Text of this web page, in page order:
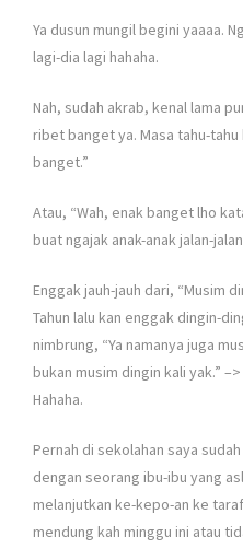
Ya dusun mungil begini yaaaa.
lagi-dia lagi hahaha.
Nah, sudah akrab, kenal lama
ribet banget ya. Masa tahu-
banget.”
Atau, “Wah, enak banget lho
buat ngajak anak-anak jalan-
Enggak jauh-jauh dari, “Musim
Tahun lalu kan enggak dingin-
nimbrung, “Ya namanya juga
bukan musim dingin kali yak.”
Hahaha.
Pernah di sekolahan saya
dengan seorang ibu-ibu yang
melanjutkan ke-kepo-an ke
mendung kah minggu ini atau